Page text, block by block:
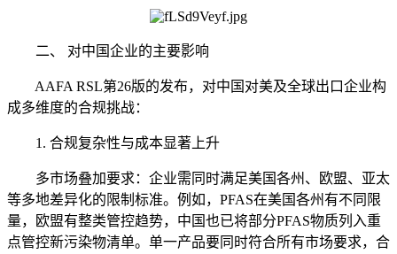
二、 对中国企业的主要影响
AAFA RSL第26版的发布，对中国对美及全球出口企业构
成多维度的合规挑战：
1. 合规复杂性与成本显著上升
多市场叠加要求：企业需同时满足美国各州、欧盟、亚太
等多地差异化的限制标准。例如，PFAS在美国各州有不同限
量，欧盟有整类管控趋势，中国也已将部分PFAS物质列入重
点管控新污染物清单。单一产品要同时符合所有市场要求，合